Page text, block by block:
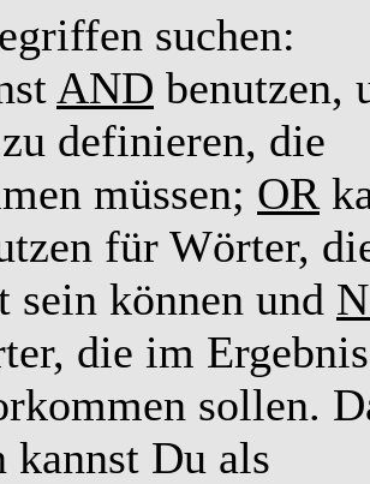
suchen:
AND benutzen,
definieren, die
müssen; OR
für Wörter,
sein können und
die im Ergebnis
sollen.
kannst Du als